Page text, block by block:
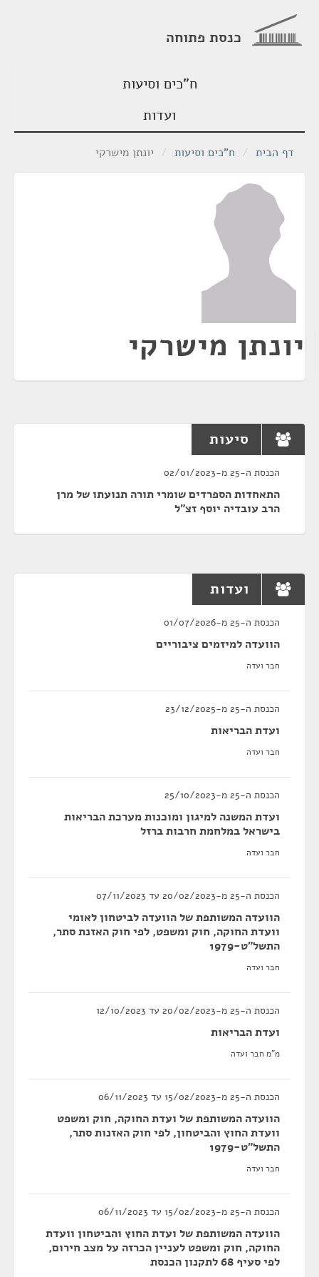
כנסת פתוחה
ח"כים וסיעות
ועדות
דף הבית / ח"כים וסיעות / יונתן מישרקי
יונתן מישרקי
סיעות
הכנסת ה-25 מ-02/01/2023
התאחדות הספרדים שומרי תורה תנועתו של מרן
הרב עובדיה יוסף זצ"ל
ועדות
הכנסת ה-25 מ-01/07/2026
הוועדה למיזמים ציבוריים
חבר ועדה
הכנסת ה-25 מ-23/12/2025
ועדת הבריאות
חבר ועדה
הכנסת ה-25 מ-25/10/2023
ועדת המשנה למיגון ומוכנות מערכת הבריאות
בישראל במלחמת חרבות ברזל
חבר ועדה
הכנסת ה-25 מ-20/02/2023 עד 07/11/2023
הוועדה המשותפת של הוועדה לביטחון לאומי
וועדת החוקה, חוק ומשפט, לפי חוק האזנת סתר,
התשל"ט-1979
חבר ועדה
הכנסת ה-25 מ-20/02/2023 עד 12/10/2023
ועדת הבריאות
מ"מ חבר ועדה
הכנסת ה-25 מ-15/02/2023 עד 06/11/2023
הוועדה המשותפת של ועדת החוקה, חוק ומשפט
וועדת החוץ והביטחון, לפי חוק האזנות סתר,
התשל"ט-1979
חבר ועדה
הכנסת ה-25 מ-15/02/2023 עד 06/11/2023
הוועדה המשותפת של ועדת החוץ והביטחון וועדת
החוקה, חוק ומשפט לעניין הכרזה על מצב חירום,
לפי סעיף 68 לתקנון הכנסת